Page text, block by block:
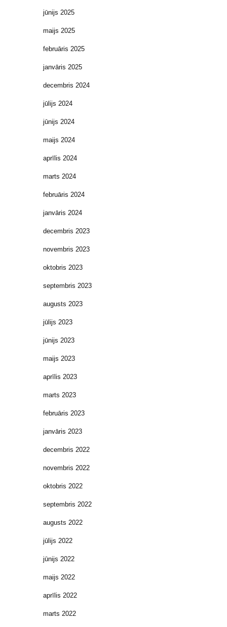
jūnijs 2025
maijs 2025
februāris 2025
janvāris 2025
decembris 2024
jūlijs 2024
jūnijs 2024
maijs 2024
aprīlis 2024
marts 2024
februāris 2024
janvāris 2024
decembris 2023
novembris 2023
oktobris 2023
septembris 2023
augusts 2023
jūlijs 2023
jūnijs 2023
maijs 2023
aprīlis 2023
marts 2023
februāris 2023
janvāris 2023
decembris 2022
novembris 2022
oktobris 2022
septembris 2022
augusts 2022
jūlijs 2022
jūnijs 2022
maijs 2022
aprīlis 2022
marts 2022